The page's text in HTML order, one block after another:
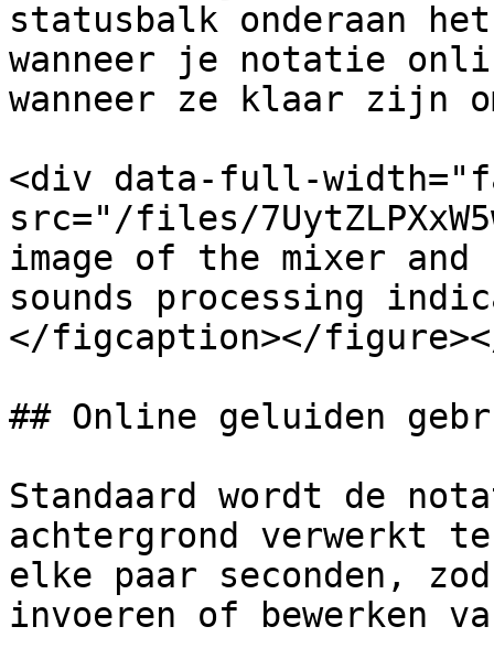
statusbalk onderaan
wanneer je notatie
wanneer ze klaar zijn
<div data-full-
src="/files/
image of the mixer
sounds processing
</figcaption></
## Online geluiden
Standaard wordt de
achtergrond verwerkt
elke paar seconden,
invoeren of bewerken